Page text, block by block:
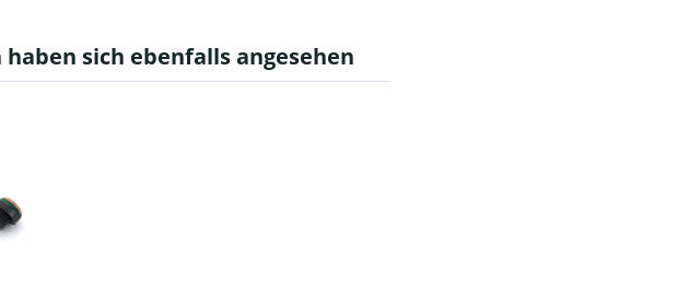
haben sich ebenfalls angesehen